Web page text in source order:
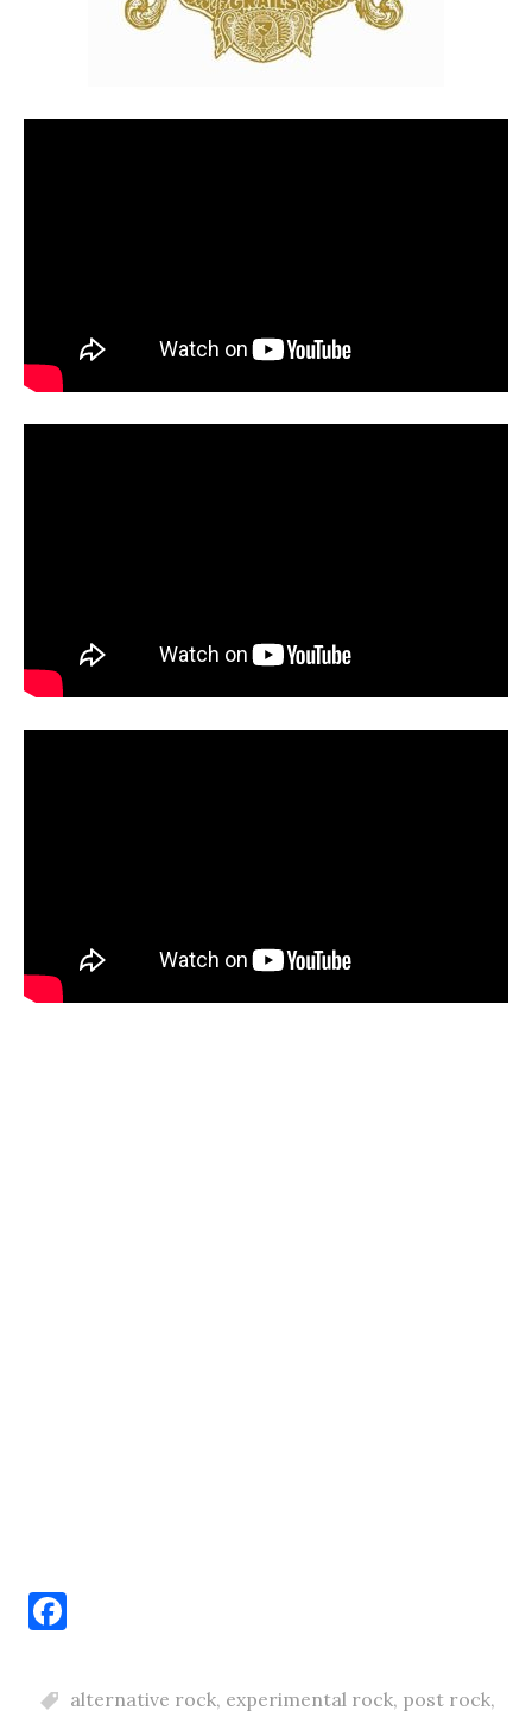
c
alternative rock, experimental rock, post rock,